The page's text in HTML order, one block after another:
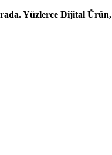
Yüzlerce Dijital Ürün,